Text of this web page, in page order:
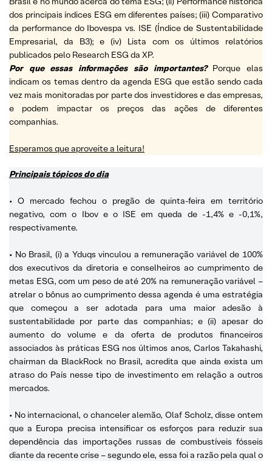
dos principais índices ESG em diferentes países; (iii) Comparativo
da performance do Ibovespa vs. ISE (Índice de Sustentabilidade
Empresarial, da B3); e (iv) Lista com os últimos relatórios
publicados pelo Research ESG da XP.
Por que essas informações são importantes? Porque elas
indicam os temas dentro da agenda ESG que estão sendo cada
vez mais monitoradas por parte dos investidores e das empresas,
e podem impactar os preços das ações de diferentes
companhias.
Esperamos que aproveite a leitura!
Principais tópicos do dia
• O mercado fechou o pregão de quinta-feira em território
negativo, com o Ibov e o ISE em queda de -1,4% e -0,1%,
respectivamente.
• No Brasil, (i) a Yduqs vinculou a remuneração variável de 100%
dos executivos da diretoria e conselheiros ao cumprimento de
metas ESG, com um peso de até 20% na remuneração variável –
atrelar o bônus ao cumprimento dessa agenda é uma estratégia
que começou a ser adotada para uma maior adesão à
sustentabilidade por parte das companhias; e (ii) apesar do
aumento do volume e da oferta de produtos financeiros
associados às práticas ESG nos últimos anos, Carlos Takahashi,
chairman da BlackRock no Brasil, acredita que ainda exista um
atraso do País nesse tipo de investimento em relação a outros
mercados.
• No internacional, o chanceler alemão, Olaf Scholz, disse ontem
que a Europa precisa intensificar os esforços para reduzir sua
dependência das importações russas de combustíveis fósseis
diante da recente crise – segundo ele, essa foi a razão pela qual o